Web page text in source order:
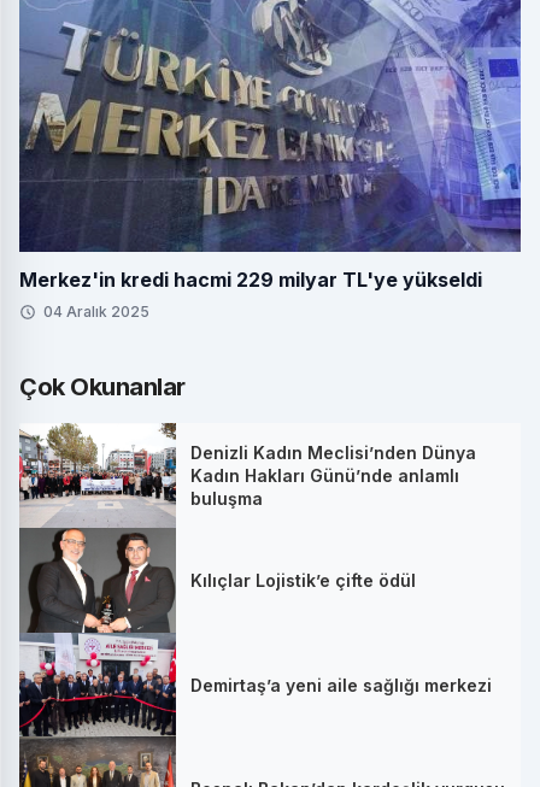
Merkez'in kredi hacmi 229 milyar TL'ye yükseldi
04 Aralık 2025
Çok Okunanlar
Denizli Kadın Meclisi’nden Dünya
Kadın Hakları Günü’nde anlamlı
buluşma
Kılıçlar Lojistik’e çifte ödül
Demirtaş’a yeni aile sağlığı merkezi